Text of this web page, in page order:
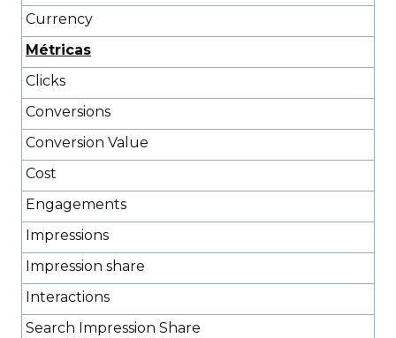
Currency
Métricas
Clicks
Conversions
Conversion Value
Cost
Engagements
Impressions
Impression share
Interactions
Search Impression Share